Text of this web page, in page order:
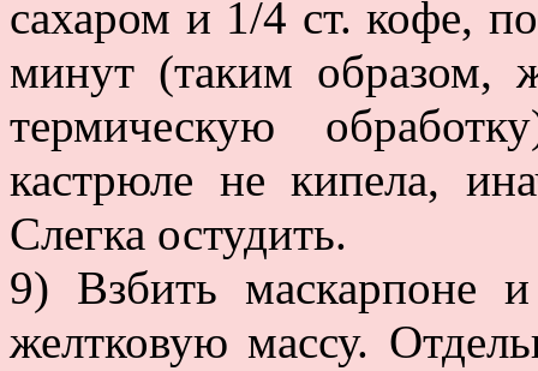
сахаром и 1/4 ст. кофе,
минут (таким образом,
термическую
кастрюле не кипела,
Слегка остудить.
9) Взбить маскарпоне
желтковую массу.